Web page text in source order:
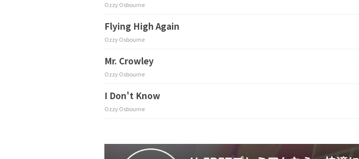
Ozzy Osbourne
Flying High Again
Ozzy Osbourne
Mr. Crowley
Ozzy Osbourne
I Don't Know
Ozzy Osbourne